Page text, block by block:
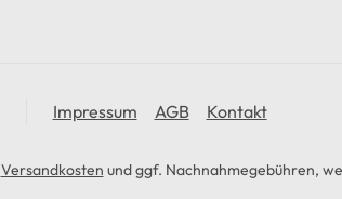
Impressum AGB Kontakt
Versandkosten und ggf. Nachnahmegebühren,